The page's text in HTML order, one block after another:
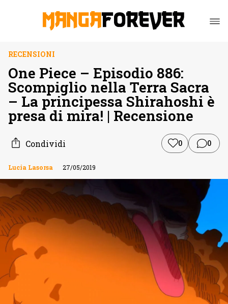
RECENSIONI
One Piece – Episodio 886:
Scompiglio nella Terra Sacra
– La principessa Shirahoshi è
presa di mira! | Recensione
Condividi 0 0
Lucia Lasorsa 27/05/2019